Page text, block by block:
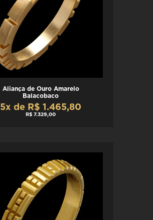
Aliança de Ouro Amarelo
Balacobaco
5x de R$ 1.465,80
R$ 7.329,00